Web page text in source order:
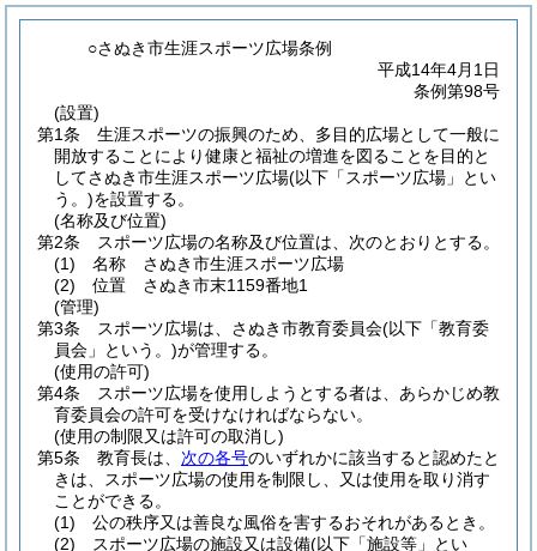
○さぬき市生涯スポーツ広場条例
平成14年4月1日
条例第98号
(設置)
第1条
生涯スポーツの振興のため、多目的広場として一般に
開放することにより健康と福祉の増進を図ることを目的と
してさぬき市生涯スポーツ広場(以下「スポーツ広場」とい
う。)を設置する。
(名称及び位置)
第2条
スポーツ広場の名称及び位置は、次のとおりとする。
(1)
名称 さぬき市生涯スポーツ広場
(2)
位置 さぬき市末1159番地1
(管理)
第3条
スポーツ広場は、さぬき市教育委員会(以下「教育委
員会」という。)が管理する。
(使用の許可)
第4条
スポーツ広場を使用しようとする者は、あらかじめ教
育委員会の許可を受けなければならない。
(使用の制限又は許可の取消し)
第5条
教育長は、 次の各号のいずれかに該当すると認めたと
きは、スポーツ広場の使用を制限し、又は使用を取り消す
ことができる。
(1)
公の秩序又は善良な風俗を害するおそれがあるとき。
(2)
スポーツ広場の施設又は設備(以下「施設等」とい